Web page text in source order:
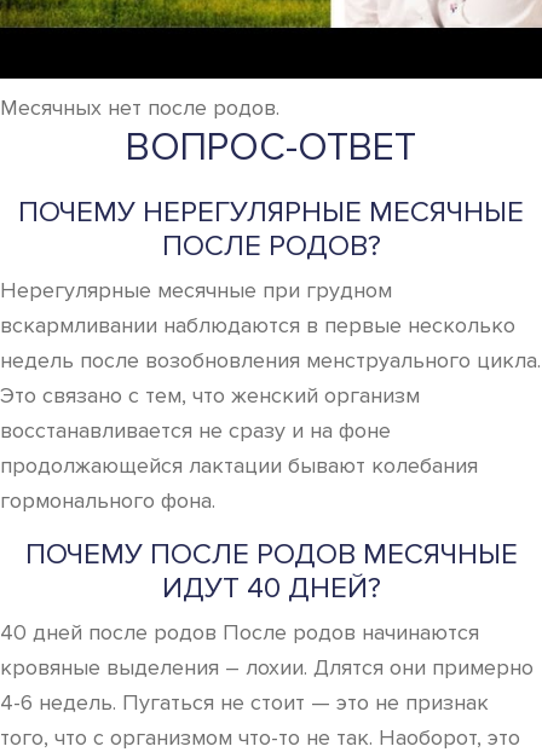
Месячных нет после родов.
ВОПРОС-ОТВЕТ
ПОЧЕМУ НЕРЕГУЛЯРНЫЕ МЕСЯЧНЫЕ
ПОСЛЕ РОДОВ?
Нерегулярные месячные при грудном
вскармливании наблюдаются в первые несколько
недель после возобновления менструального цикла.
Это связано с тем, что женский организм
восстанавливается не сразу и на фоне
продолжающейся лактации бывают колебания
гормонального фона.
ПОЧЕМУ ПОСЛЕ РОДОВ МЕСЯЧНЫЕ
ИДУТ 40 ДНЕЙ?
40 дней после родов После родов начинаются
кровяные выделения – лохии. Длятся они примерно
4-6 недель. Пугаться не стоит — это не признак
того, что с организмом что-то не так. Наоборот, это